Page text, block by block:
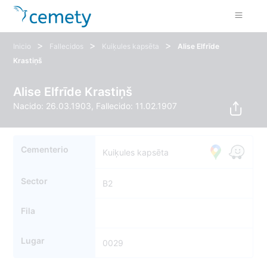
Inicio > Fallecidos > Kuiķules kapsēta >
Alise Elfrīde
Krastiņš
Alise Elfrīde Krastiņš
Nacido: 26.03.1903, Fallecido: 11.02.1907
Cementerio Kuiķules kapsēta
Sector B2
Fila
Lugar 0029